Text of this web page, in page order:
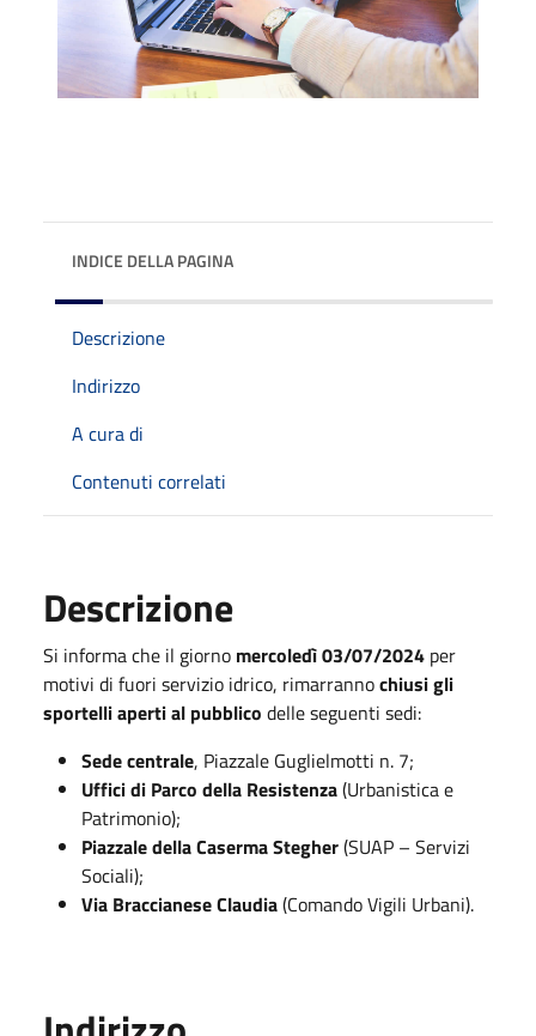
INDICE DELLA PAGINA
Descrizione
Indirizzo
A cura di
Contenuti correlati
Descrizione
Si informa che il giorno mercoledì 03/07/2024 per
motivi di fuori servizio idrico, rimarrannochiusi gli
sportelli aperti al pubblico delle seguenti sedi:
Sede centrale, Piazzale Guglielmotti n. 7;
Uffici di Parco della Resistenza(Urbanistica e
Patrimonio);
Piazzale della Caserma Stegher(SUAP – Servizi
Sociali);
Via Braccianese Claudia(Comando Vigili Urbani).